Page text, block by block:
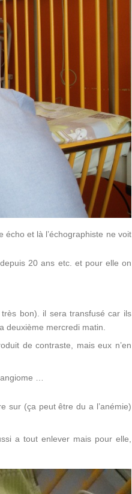
et là l’échographiste ne voit
20 ans etc. et pour elle on
bon). il sera transfusé car ils
deuxième mercredi matin.
de contraste, mais eux n’en
…
sur (ça peut être du a l’anémie)
a tout enlever mais pour elle,